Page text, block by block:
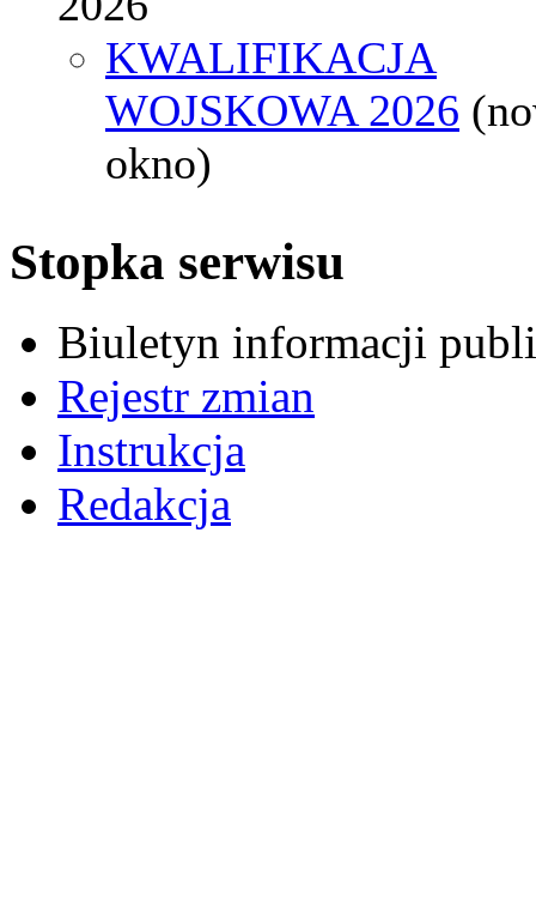
KWALIFIKACJA
WOJSKOWA 2026
okno)
Stopka serwisu
Biuletyn informacji
Rejestr zmian
Instrukcja
Redakcja